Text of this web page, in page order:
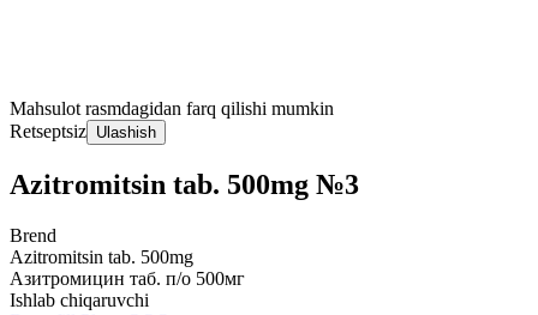
Mahsulot rasmdagidan farq qilishi mumkin
Retseptsiz Ulashish
Azitromitsin tab. 500mg №3
Brend
Azitromitsin tab. 500mg
Азитромицин таб. п/о 500мг
Ishlab chiqaruvchi